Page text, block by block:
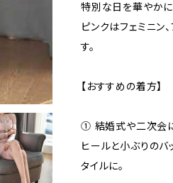
特別な日を華やかに
ピンクはフェミニン
す。
【おすすめの着方】
① 結婚式や二次会
ヒールと小ぶりのバ
タイルに。